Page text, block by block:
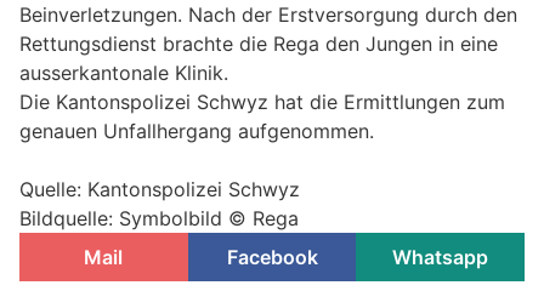
Beinverletzungen. Nach der Erstversorgung durch den
Rettungsdienst brachte die Rega den Jungen in eine
ausserkantonale Klinik.
Die Kantonspolizei Schwyz hat die Ermittlungen zum
genauen Unfallhergang aufgenommen.
Quelle: Kantonspolizei Schwyz
Bildquelle: Symbolbild © Rega
Mail
Facebook Whatsapp